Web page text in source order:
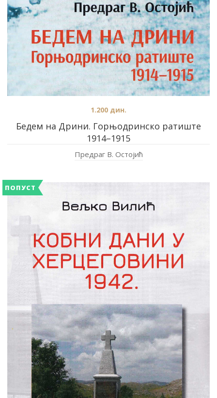
Бедем на Дрини. Горњодринско ратиште
1914–1915
1.200 дин.
Предраг В. Остојић
ПОПУСТ